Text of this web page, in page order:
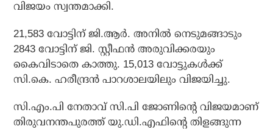
വിജയം സ്വന്തമാക്കി.
21,583 വോട്ടിന് ജി.ആര്‍. അനില്‍ നെടുമങ്ങാടും
2843 വോട്ടിന് ജി. സ്റ്റീഫന്‍ അരുവിക്കരയും
കൈവിടാതെ കാത്തു. 15,013 വോട്ടുകള്‍ക്ക്
സി.കെ. ഹരീന്ദ്രന്‍ പാറശാലയിലും വിജയിച്ചു.
സി.എം.പി നേതാവ് സി.പി ജോണിന്റെ വിജയമാണ്
തിരുവനന്തപുരത്ത് യു.ഡി.എഫിന്റെ തിളങ്ങുന്ന